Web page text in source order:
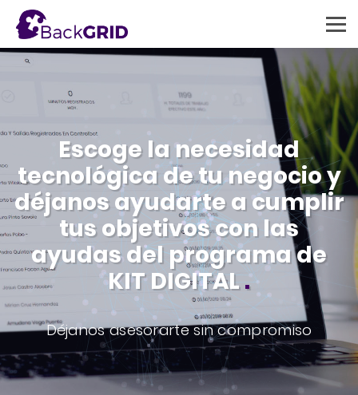
Escoge la necesidad
tecnológica de tu negocio y
déjanos ayudarte a cumplir
tus objetivos con las
ayudas del programa de
KIT DIGITAL.
Déjanos asesorarte sin compromiso